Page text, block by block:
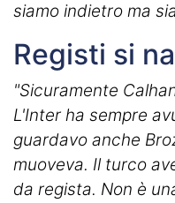
siamo indietro ma
Registi si
"Sicuramente
L'Inter ha sempre
guardavo anche
muoveva. Il turco
da regista. Non è